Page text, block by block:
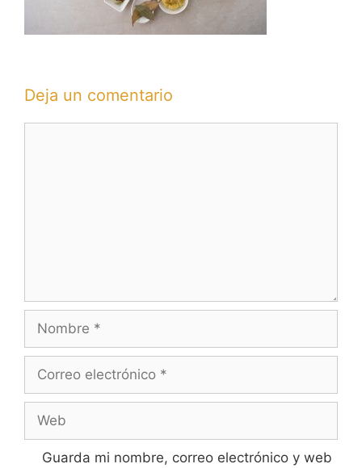
Deja un comentario
electrónico
Guarda mi nombre, correo electrónico y web